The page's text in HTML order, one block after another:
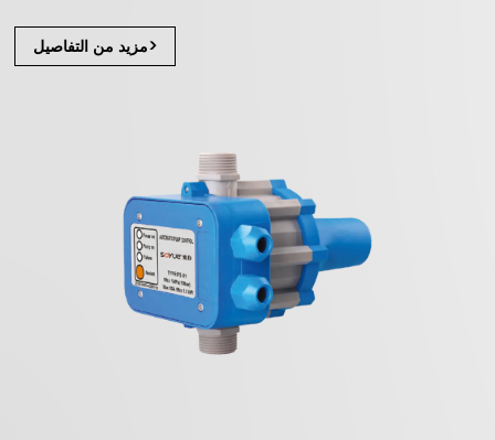
مزيد من التفاصيل>